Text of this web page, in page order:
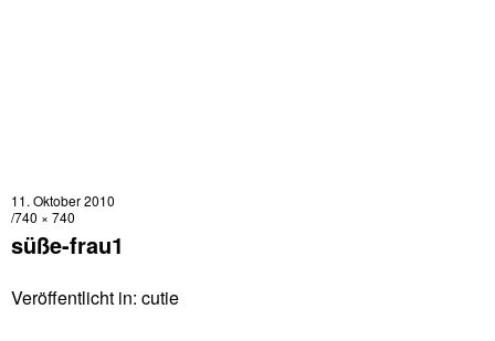
11. Oktober 2010
740 × 740
süße-frau1
Veröffentlicht in: cutie